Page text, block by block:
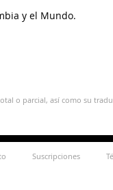
y el Mundo.
o parcial, así como su
Suscripciones